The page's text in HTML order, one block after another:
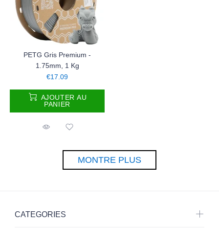
PETG Gris Premium -
1.75mm, 1 Kg
€17.09
AJOUTER AU
PANIER
MONTRE PLUS
CATEGORIES